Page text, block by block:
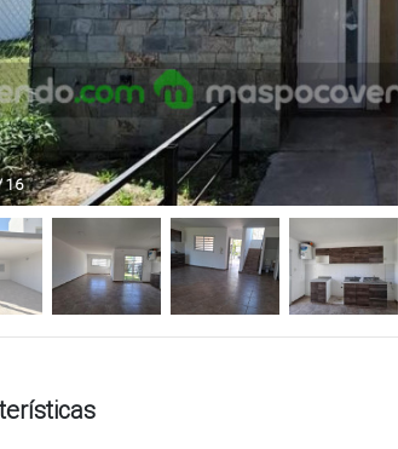
16